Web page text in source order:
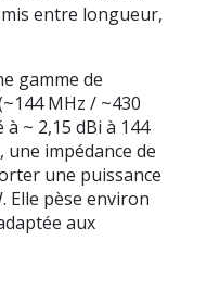
entre longueur,
gamme de
MHz / ~430
à ~ 2,15 dBi à 144
, une impédance de
une puissance
Elle pèse environ
aux